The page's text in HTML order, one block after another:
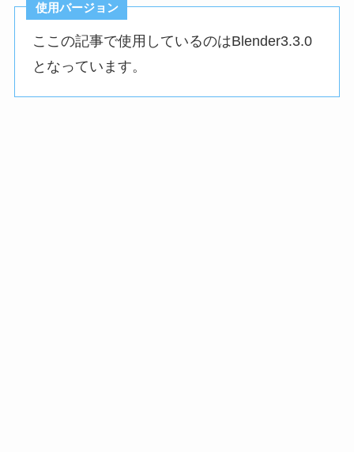
使用バージョン
ここの記事で使用しているのはBlender3.3.0
となっています。